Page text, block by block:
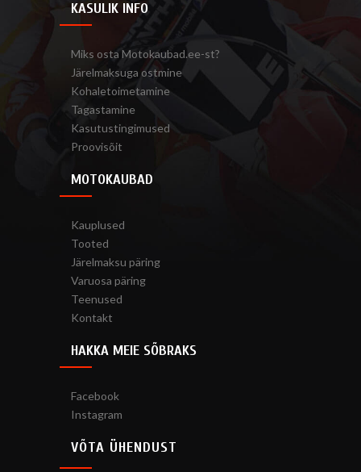
KASULIK INFO
Miks osta Motokaubad.ee-st?
Järelmaksuga ostmine
Kohaletoimetamine
Tagastamine
Kasutustingimused
Proovisõit
MOTOKAUBAD
Kauplused
Tooted
Järelmaksu päring
Varuosa päring
Teenused
Kontakt
HAKKA MEIE SÕBRAKS
Facebook
Instagram
VÕTA ÜHENDUST